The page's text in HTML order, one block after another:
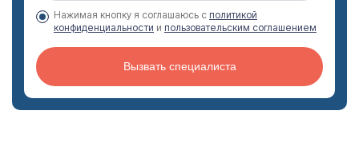
Нажимая кнопку я соглашаюсь с политикой
конфиденциальности и пользовательским соглашением
Вызвать специалиста